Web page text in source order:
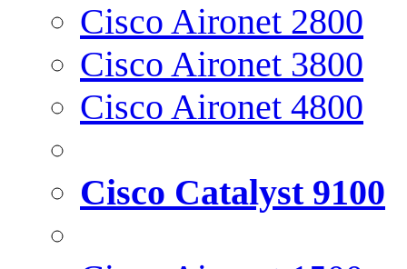
Cisco Aironet 2800
Cisco Aironet 3800
Cisco Aironet 4800
Cisco Catalyst 9100